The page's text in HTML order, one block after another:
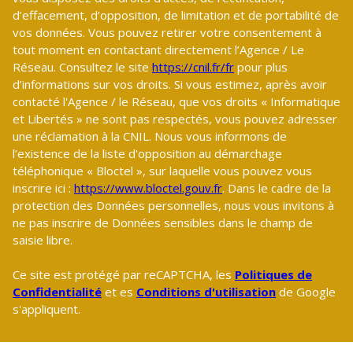
d’effacement, d’opposition, de limitation et de portabilité de
vos données. Vous pouvez retirer votre consentement à
tout moment en contactant directement l’Agence / Le
Réseau. Consultez le site https://cnil.fr/fr pour plus
d’informations sur vos droits. Si vous estimez, après avoir
contacté l'Agence / le Réseau, que vos droits « Informatique
et Libertés » ne sont pas respectés, vous pouvez adresser
une réclamation à la CNIL. Nous vous informons de
l’existence de la liste d'opposition au démarchage
téléphonique « Bloctel », sur laquelle vous pouvez vous
inscrire ici : https://www.bloctel.gouv.fr. Dans le cadre de la
protection des Données personnelles, nous vous invitons à
ne pas inscrire de Données sensibles dans le champ de
saisie libre.
Ce site est protégé par reCAPTCHA, les Politiques de
Confidentialité et es Conditions d'utilisation de Google
s'appliquent.